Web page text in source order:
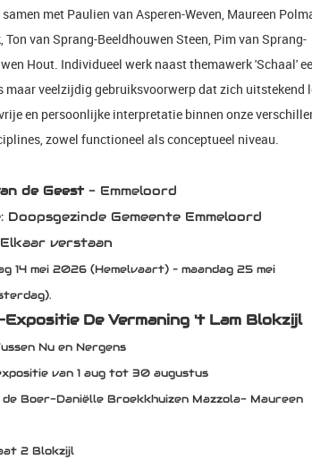
met Paulien van Asperen-Weven, Maureen
Ton van Sprang-Beeldhouwen Steen, Pim van Sprang-
Hout. Individueel werk naast themawerk 'Schaal'
maar veelzijdig gebruiksvoorwerp dat zich uitstekend
en persoonlijke interpretatie binnen onze
zowel functioneel als conceptueel niveau.
de Geest - Emmeloord
Doopsgezinde Gemeente Emmeloord
Elkaar verstaan
14 mei 2026 (Hemelvaart) – maandag 25 mei
Expositie De Vermaning 't Lam Blokzijl
Nu en Nergens
van 1 aug tot 30 augustus
de Boer-Daniëlle Broekkhuizen Mazzola- Maureen
2 Blokzijl